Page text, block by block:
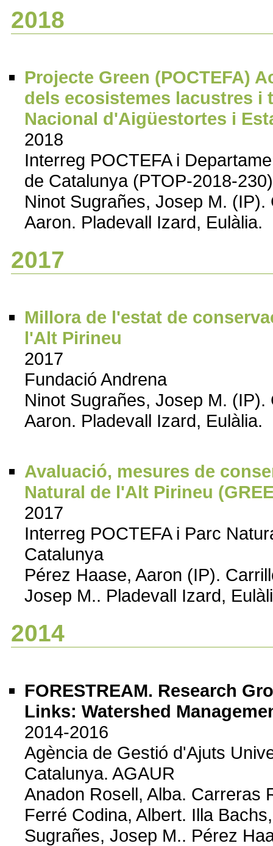
2018
Projecte Green (POCTEFA)
dels ecosistemes lacustres i
Nacional d'Aigüestortes i
2018
Interreg POCTEFA i
de Catalunya (PTOP-2018-230)
Ninot Sugrañes, Josep M.
Aaron. Pladevall Izard, Eulàlia.
2017
Millora de l'estat de
l'Alt Pirineu
2017
Fundació Andrena
Ninot Sugrañes, Josep M.
Aaron. Pladevall Izard, Eulàlia.
Avaluació, mesures de
Natural de l'Alt Pirineu
2017
Interreg POCTEFA i Parc
Catalunya
Pérez Haase, Aaron (IP).
Josep M.. Pladevall Izard,
2014
FORESTREAM. Research
Links: Watershed
2014-2016
Agència de Gestió d'Ajuts
Catalunya. AGAUR
Anadon Rosell, Alba. Carreras
Ferré Codina, Albert. Illa
Sugrañes, Josep M.. Pérez